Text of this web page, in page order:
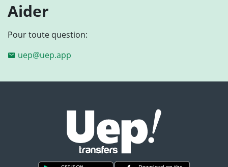
Aider
Pour toute question:
uep@uep.app